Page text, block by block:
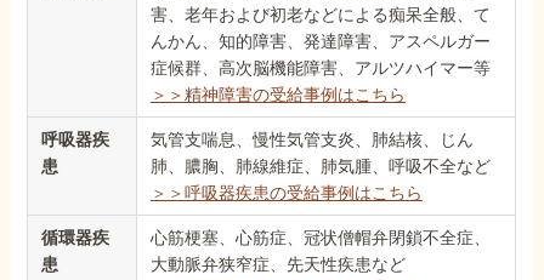
害、老年および初老などによる痴呆全般、て
んかん、知的障害、発達障害、アスペルガー
症候群、高次脳機能障害、アルツハイマー等
＞＞精神障害の受給事例はこちら
呼吸器疾
患
気管支喘息、慢性気管支炎、肺結核、じん
肺、膿胸、肺線維症、肺気腫、呼吸不全など
＞＞呼吸器疾患の受給事例はこちら
循環器疾
患
心筋梗塞、心筋症、冠状僧帽弁閉鎖不全症、
大動脈弁狭窄症、先天性疾患など